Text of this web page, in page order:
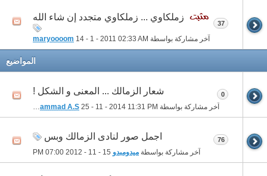
زملكاوي ... زملكاوي متجدد إن شاء الله
آخر مشاركة بواسطة maryoooom 14 - 1 - 2011 02:33 AM
37
المواضيع
شعار الزمالك ... المعنى و الشكل !
آخر مشاركة بواسطة Mohammad A.S 25 - 11 - 2014 11:31 PM
0
اجمل صور لنادى الزمالك وبس
آخر مشاركة بواسطة ميدومبدو 07:00 PM
76